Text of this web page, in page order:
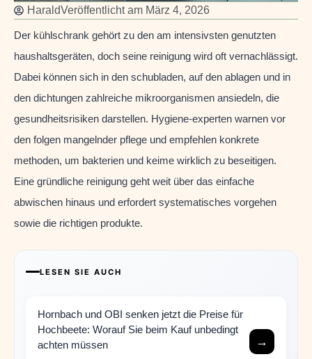
HaraldVeröffentlicht am März 4, 2026
Der kühlschrank gehört zu den am intensivsten genutzten
haushaltsgeräten, doch seine reinigung wird oft vernachlässigt.
Dabei können sich in den schubladen, auf den ablagen und in
den dichtungen zahlreiche mikroorganismen ansiedeln, die
gesundheitsrisiken darstellen. Hygiene-experten warnen vor
den folgen mangelnder pflege und empfehlen konkrete
methoden, um bakterien und keime wirklich zu beseitigen.
Eine gründliche reinigung geht weit über das einfache
abwischen hinaus und erfordert systematisches vorgehen
sowie die richtigen produkte.
LESEN SIE AUCH
Hornbach und OBI senken jetzt die Preise für
Hochbeete: Worauf Sie beim Kauf unbedingt
achten müssen
→